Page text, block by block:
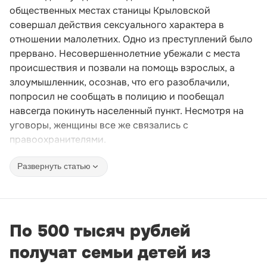
общественных местах станицы Крыловской
совершал действия сексуального характера в
отношении малолетних. Одно из преступлений было
прервано. Несовершеннолетние убежали с места
происшествия и позвали на помощь взрослых, а
злоумышленник, осознав, что его разоблачили,
попросил не сообщать в полицию и пообещал
навсегда покинуть населенный пункт. Несмотря на
уговоры, женщины все же связались с
правоохранителями.
Развернуть статью
По 500 тысяч рублей
получат семьи детей из